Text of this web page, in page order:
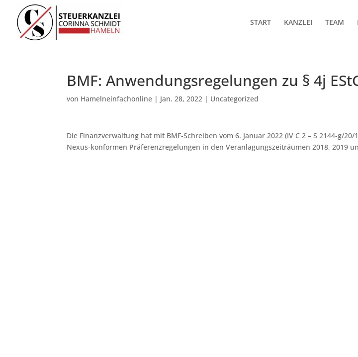
START KANZLEI TEAM
BMF: Anwendungsregelungen zu § 4j
von Hamelneinfachonline | Jan. 28, 2022 | Uncategorized
Die Finanzverwaltung hat mit BMF-Schreiben vom 6. Januar 2022 (IV C 2 – S 2144-g/
Nexus-konformen Präferenzregelungen in den Veranlagungszeiträumen 2018, 2019